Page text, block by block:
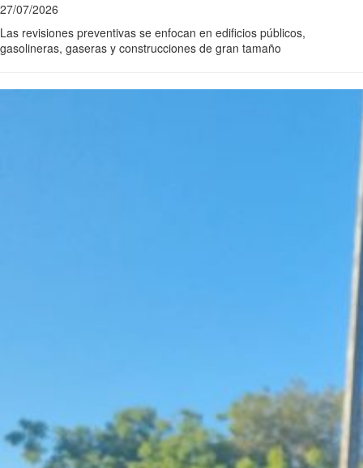
27/07/2026
Las revisiones preventivas se enfocan en edificios públicos,
gasolineras, gaseras y construcciones de gran tamaño